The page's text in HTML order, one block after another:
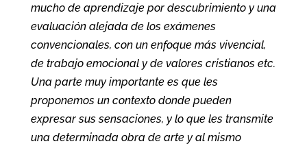
mucho de aprendizaje por descubrimiento y una
evaluación alejada de los exámenes
convencionales, con un enfoque más vivencial,
de trabajo emocional y de valores cristianos etc.
Una parte muy importante es que les
proponemos un contexto donde pueden
expresar sus sensaciones, y lo que les transmite
una determinada obra de arte y al mismo